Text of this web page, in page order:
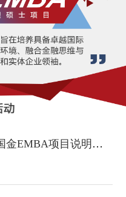
【活动报名】复旦国金EMBA项目说明会City Forum-杭州站丨FEMBA